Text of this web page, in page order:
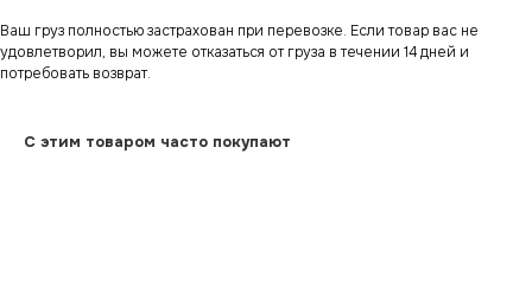
Ваш груз полностью застрахован при перевозке. Если товар вас не
удовлетворил, вы можете отказаться от груза в течении 14 дней и
потребовать возврат.
С этим товаром часто покупают